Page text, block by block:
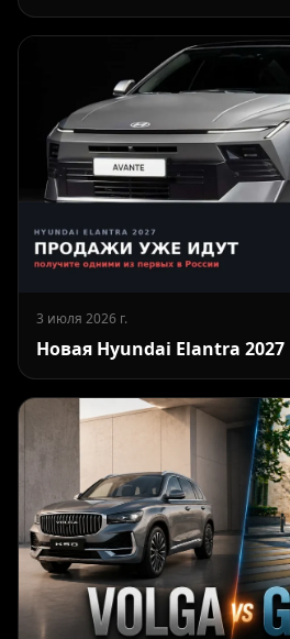
3 июля 2026 г.
Новая Hyundai Elantra 2027